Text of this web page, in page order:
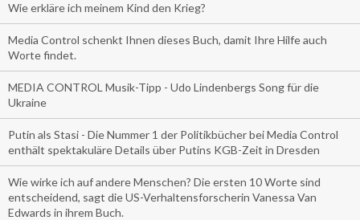
Wie erkläre ich meinem Kind den Krieg?
Media Control schenkt Ihnen dieses Buch, damit Ihre Hilfe auch
Worte findet.
MEDIA CONTROL Musik-Tipp - Udo Lindenbergs Song für die
Ukraine
Putin als Stasi - Die Nummer 1 der Politikbücher bei Media Control
enthält spektakuläre Details über Putins KGB-Zeit in Dresden
Wie wirke ich auf andere Menschen? Die ersten 10 Worte sind
entscheidend, sagt die US-Verhaltensforscherin Vanessa Van
Edwards in ihrem Buch.